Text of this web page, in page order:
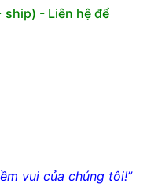
ship) - Liên hệ để
vui của chúng tôi!”